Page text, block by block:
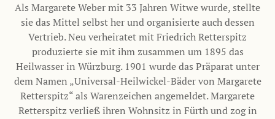
Als Margarete Weber mit 33 Jahren Witwe wurde, stellte
sie das Mittel selbst her und organisierte auch dessen
Vertrieb. Neu verheiratet mit Friedrich Retterspitz
produzierte sie mit ihm zusammen um 1895 das
Heilwasser in Würzburg. 1901 wurde das Präparat unter
dem Namen „Universal-Heilwickel-Bäder von Margarete
Retterspitz“ als Warenzeichen angemeldet. Margarete
Retterspitz verließ ihren Wohnsitz in Fürth und zog in